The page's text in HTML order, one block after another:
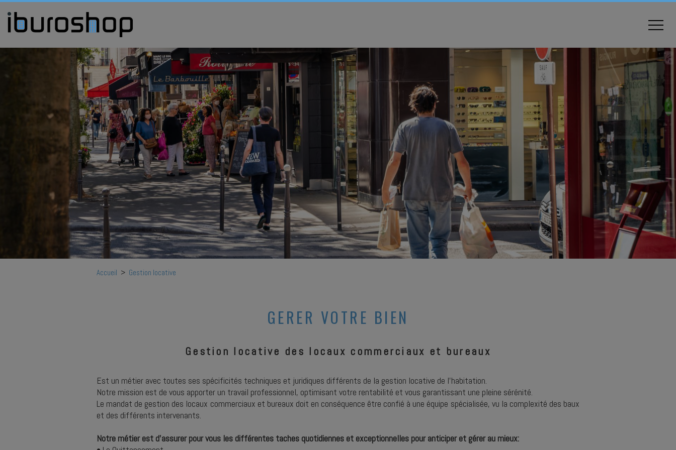
Accueil > Gestion locative
GERER VOTRE BIEN
Gestion locative des locaux commerciaux et bureaux
Est un métier avec toutes ses spécificités techniques et juridiques différents de la gestion locative de l’habitation.
Notre mission est de vous apporter un travail professionnel, optimisant votre rentabilité et vous garantissant une pleine sérénité.
Le mandat de gestion des locaux commerciaux et bureaux doit en conséquence être confié à une équipe spécialisée, vu la complexité des baux
et des différents intervenants.
Notre métier est d’assurer pour vous les différentes taches quotidiennes et exceptionnelles pour anticiper et gérer au mieux: